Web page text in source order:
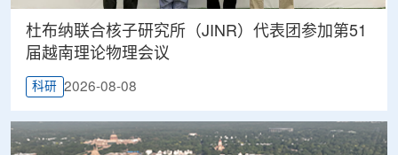
杜布纳联合核子研究所（JINR）代表团参加第51
届越南理论物理会议
科研 2026-08-08